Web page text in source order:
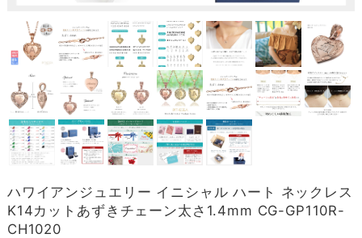
ハワイアンジュエリー イニシャル ハート ネックレス
K14カットあずきチェーン太さ1.4mm CG-GP110R-
CH1020